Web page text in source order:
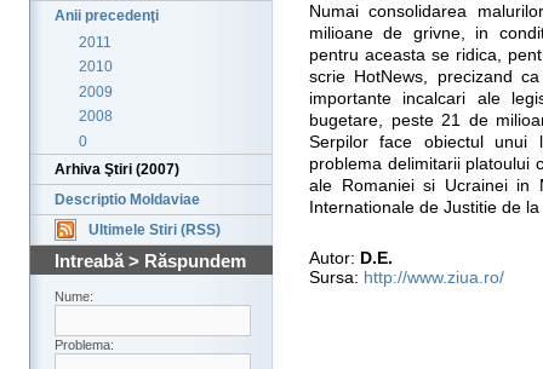
Anii precedenţi
2011
2010
2009
2008
0
Arhiva Ştiri (2007)
Descriptio Moldaviae
Ultimele Stiri (RSS)
Intreabă > Răspundem
Nume:
Problema:
Numai consolidarea
milioane de grivne, in
pentru aceasta se ridica,
scrie HotNews, precizand
importante incalcari ale
bugetare, peste 21 de
Serpilor face obiectul unui
problema delimitarii platoului
ale Romaniei si Ucrainei in
Internationale de Justitie de
Autor: D.E.
Sursa: http://www.ziua.ro/